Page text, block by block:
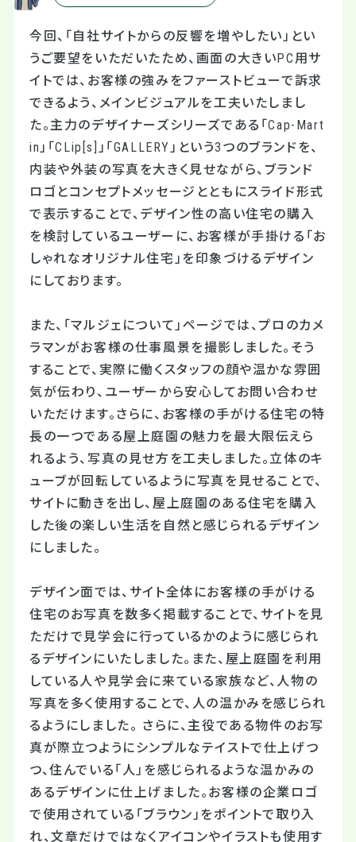
今回、「自社サイトからの反響を増やしたい」とい
うご要望をいただいたため、画面の大きいPC用サ
イトでは、お客様の強みをファーストビューで訴求
できるよう、メインビジュアルを工夫いたしまし
た。主力のデザイナーズシリーズである「Cap-Mart
in」「CLip[s]」「GALLERY」という3つのブランドを、
内装や外装の写真を大きく見せながら、ブランド
ロゴとコンセプトメッセージとともにスライド形式
で表示することで、デザイン性の高い住宅の購入
を検討しているユーザーに、お客様が手掛ける「お
しゃれなオリジナル住宅」を印象づけるデザイン
にしております。
また、「マルジェについて」ページでは、プロのカメ
ラマンがお客様の仕事風景を撮影しました。そう
することで、実際に働くスタッフの顔や温かな雰囲
気が伝わり、ユーザーから安心してお問い合わせ
いただけます。さらに、お客様の手がける住宅の特
長の一つである屋上庭園の魅力を最大限伝えら
れるよう、写真の見せ方を工夫しました。立体のキ
ューブが回転しているように写真を見せることで、
サイトに動きを出し、屋上庭園のある住宅を購入
した後の楽しい生活を自然と感じられるデザイン
にしました。
デザイン面では、サイト全体にお客様の手がける
住宅のお写真を数多く掲載することで、サイトを見
ただけで見学会に行っているかのように感じられ
るデザインにいたしました。また、屋上庭園を利用
している人や見学会に来ている家族など、人物の
写真を多く使用することで、人の温かみを感じられ
るようにしました。 さらに、主役である物件のお写
真が際立つようにシンプルなテイストで仕上げつ
つ、住んでいる「人」を感じられるような温かみの
あるデザインに仕上げました。お客様の企業ロゴ
で使用されている「ブラウン」をポイントで取り入
れ、文章だけではなくアイコンやイラストも使用す